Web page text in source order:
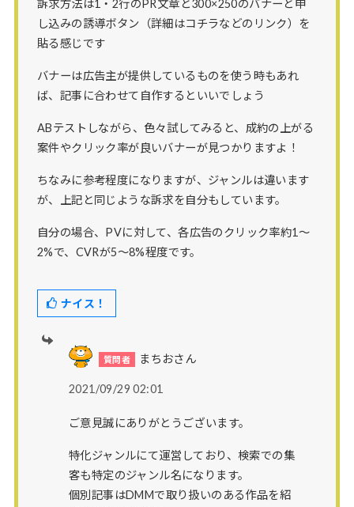
訴求方法は1・2行のPR文章と300×250のバナーと申
し込みの誘導ボタン（詳細はコチラなどのリンク）を
貼る感じです
バナーは広告主が提供しているものを使う時もあれ
ば、記事に合わせて自作するといいでしょう
ABテストしながら、色々試してみると、成約の上がる
案件やクリック率が良いバナーが見つかりますよ！
ちなみに参考程度になりますが、ジャンルは違います
が、上記と同じような訴求を自分もしています。
自分の場合、PVに対して、各広告のクリック率約1〜
2%で、CVRが5〜8%程度です。
ナイス！
まちおさん
2021/09/29 02:01
ご意見誠にありがとうございます。
特化ジャンルにて運営しており、検索での集
客も特定のジャンル名になります。
個別記事はDMMで取り扱いのある作品を紹